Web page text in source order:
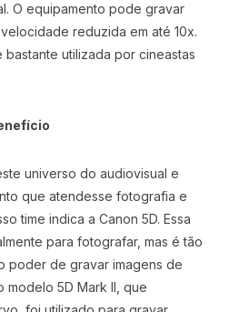
O equipamento pode gravar
reduzida em até 10x.
bastante utilizada por cineastas
universo do audiovisual e
que atendesse fotografia e
time indica a Canon 5D. Essa
para fotografar, mas é tão
poder de gravar imagens de
modelo 5D Mark II, que